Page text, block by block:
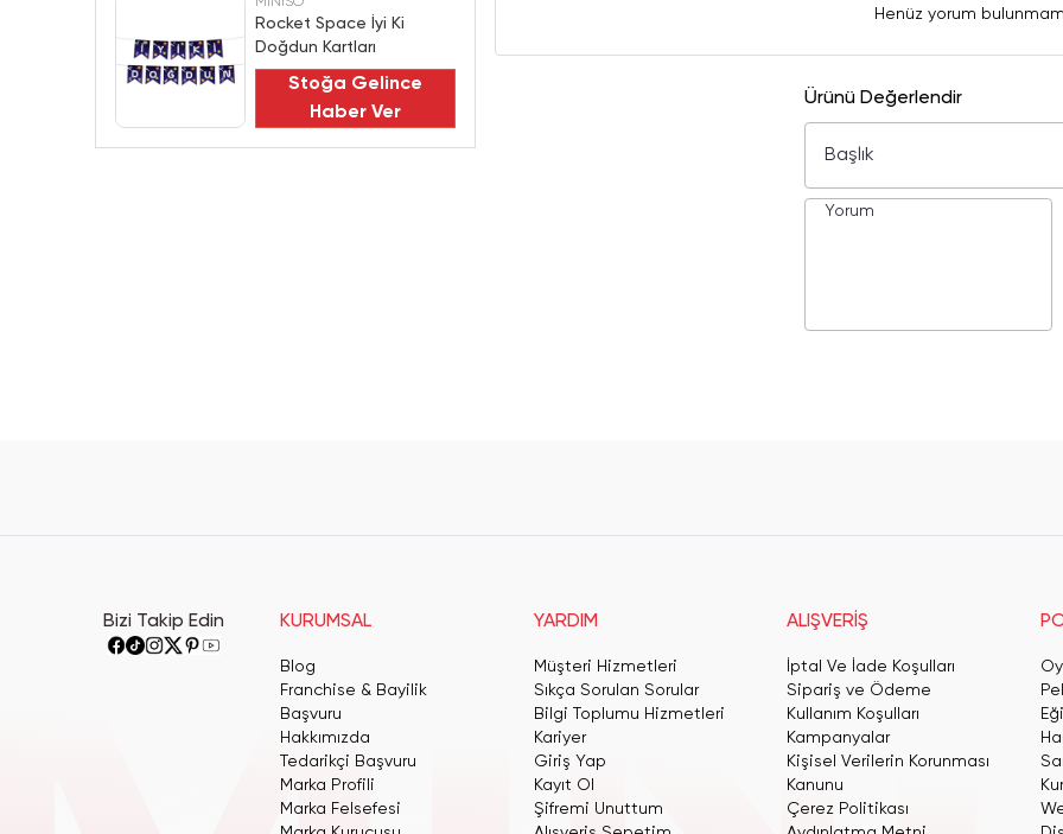
Rocket Space İyi Ki
Doğdun Kartları
Stoğa Gelince
Haber Ver
Henüz yorum
Ürünü Değerlendir
Bizi Takip Edin KURUMSAL
Blog
Franchise & Bayilik
Başvuru
Hakkımızda
Tedarikçi Başvuru
Marka Profili
Marka Felsefesi
YARDIM
Müşteri Hizmetleri
Sıkça Sorulan Sorular
Bilgi Toplumu Hizmetleri
Kariyer
Giriş Yap
Kayıt Ol
Şifremi Unuttum
ALIŞVERİŞ
İptal Ve İade Koşulları
Sipariş ve Ödeme
Kullanım Koşulları
Kampanyalar
Kişisel Verilerin Korunması
Kanunu
Çerez Politikası